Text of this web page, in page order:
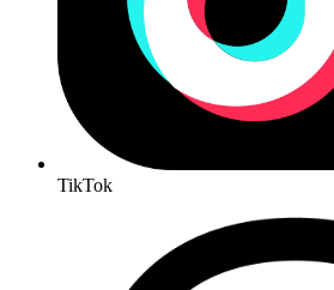
TikTok